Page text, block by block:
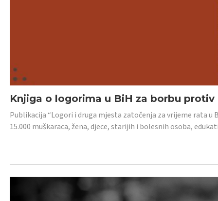
Knjiga o logorima u BiH za borbu
Publikacija “Logori i druga mjesta zatočenja za vrijeme rata u
15.000 muškaraca, žena, djece, starijih i bolesnih osoba,